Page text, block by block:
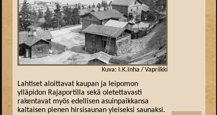
Kuva: I.K.Inha / Vapriikki
Lahtiset aloittavat kaupan ja leipomon
ylläpidon Rajaportilla sekä oletettavasti
rakentavat myös edellisen asuinpaikkansa
kaltaisen pienen hirsisaunan yleiseksi saunaksi.